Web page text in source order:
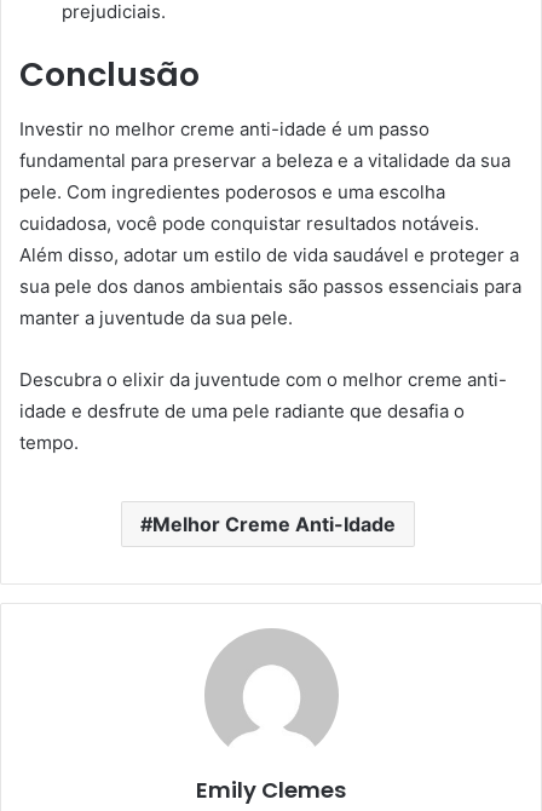
prejudiciais.
Conclusão
Investir no melhor creme anti-idade é um passo
fundamental para preservar a beleza e a vitalidade da sua
pele. Com ingredientes poderosos e uma escolha
cuidadosa, você pode conquistar resultados notáveis.
Além disso, adotar um estilo de vida saudável e proteger a
sua pele dos danos ambientais são passos essenciais para
manter a juventude da sua pele.
Descubra o elixir da juventude com o melhor creme anti-
idade e desfrute de uma pele radiante que desafia o
tempo.
Melhor Creme Anti-Idade
Emily Clemes